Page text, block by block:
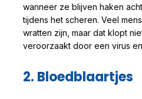
wanneer ze blijven haken
tijdens het scheren. Veel
wratten zijn, maar dat klopt
veroorzaakt door een virus
2. Bloedblaartjes